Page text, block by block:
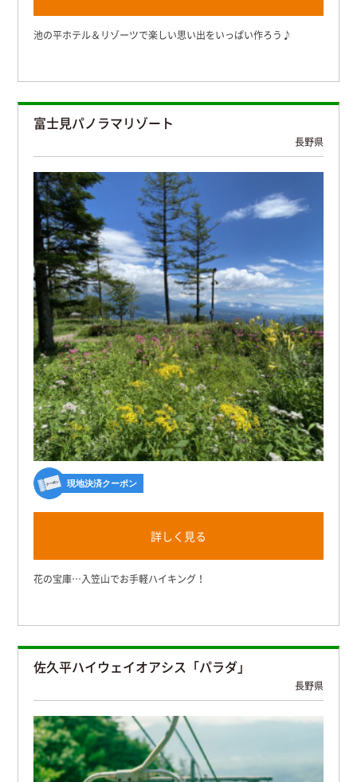
池の平ホテル＆リゾーツで楽しい思い出をいっぱい作ろう♪
富士見パノラマリゾート
長野県
現地決済クーポン
詳しく見る
花の宝庫…入笠山でお手軽ハイキング！
佐久平ハイウェイオアシス「パラダ」
長野県